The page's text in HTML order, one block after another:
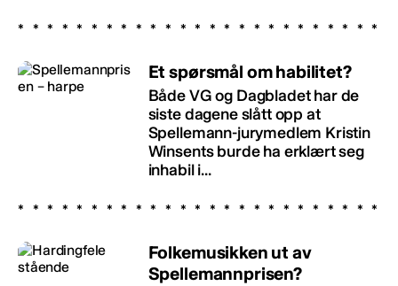
Et spørsmål om habilitet?
Både VG og Dagbladet har de
siste dagene slått opp at
Spellemann-jurymedlem Kristin
Winsents burde ha erklært seg
inhabil i...
Folkemusikken ut av
Spellemannprisen?